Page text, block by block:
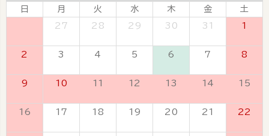
日 月 火 水 木 金
土
27 28 29 30 31 1
2 3 4 5 6 7 8
9 10 11 12 13 14 15
16 17 18 19 20 21 22